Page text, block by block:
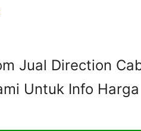
Jual Direction
Untuk Info